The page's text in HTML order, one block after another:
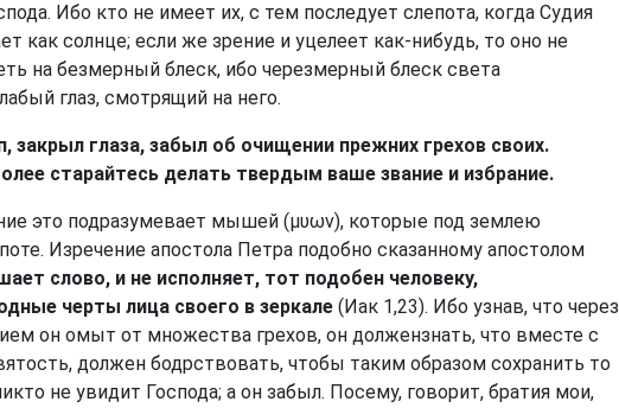
Ибо кто не имеет их, с тем последует слепота, когда Судия
как солнце; если же зрение и уцелеет как-нибудь, то оно не
на безмерный блеск, ибо черезмерный блеск света
глаз, смотрящий на него.
закрыл глаза, забыл об очищении прежних грехов своих.
старайтесь делать твердым ваше звание и избрание.
это подразумевает мышей (μυων), которые под землею
Изречение апостола Петра подобно сказанному апостолом
слово, и не исполняет, тот подобен человеку,
черты лица своего в зеркале (Иак 1,23). Ибо узнав, что через
он омыт от множества грехов, он должензнать, что вместе с
должен бодрствовать, чтобы таким образом сохранить то
не увидит Господа; а он забыл. Посему, говорит, братия мои,